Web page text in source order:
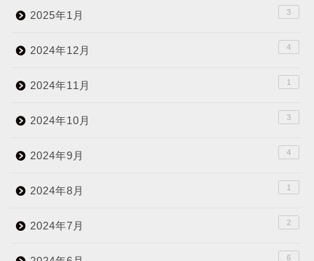
2025年1月 3
2024年12月 4
2024年11月 1
2024年10月 3
2024年9月 4
2024年8月 1
2024年7月 2
6